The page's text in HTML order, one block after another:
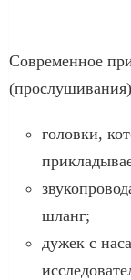
Современное
головки,
шланг;
дужек с